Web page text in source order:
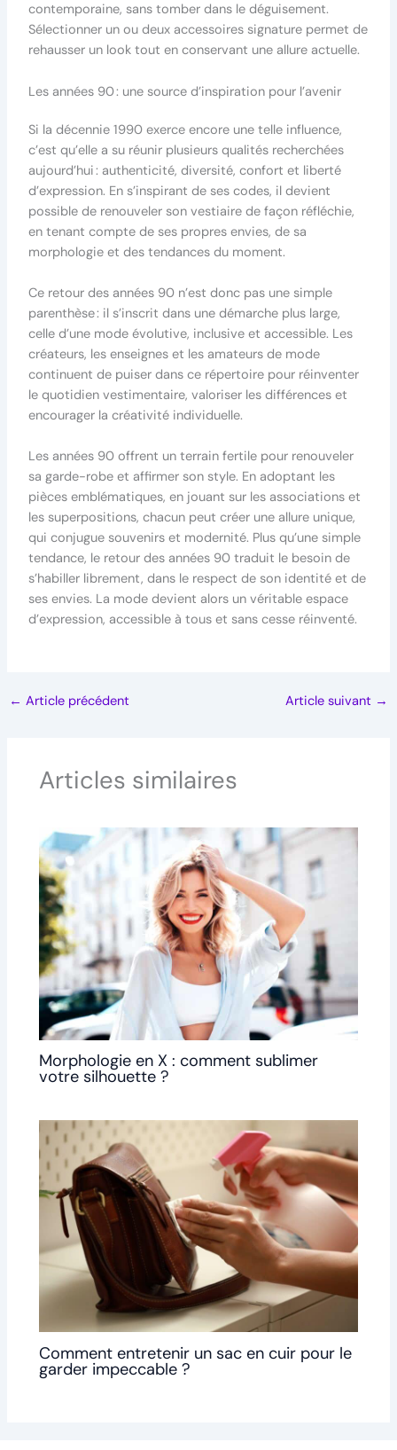
contemporaine, sans tomber dans le déguisement.
Sélectionner un ou deux accessoires signature permet de
rehausser un look tout en conservant une allure actuelle.
Les années 90 : une source d’inspiration pour l’avenir
Si la décennie 1990 exerce encore une telle influence,
c’est qu’elle a su réunir plusieurs qualités recherchées
aujourd’hui : authenticité, diversité, confort et liberté
d’expression. En s’inspirant de ses codes, il devient
possible de renouveler son vestiaire de façon réfléchie,
en tenant compte de ses propres envies, de sa
morphologie et des tendances du moment.
Ce retour des années 90 n’est donc pas une simple
parenthèse : il s’inscrit dans une démarche plus large,
celle d’une mode évolutive, inclusive et accessible. Les
créateurs, les enseignes et les amateurs de mode
continuent de puiser dans ce répertoire pour réinventer
le quotidien vestimentaire, valoriser les différences et
encourager la créativité individuelle.
Les années 90 offrent un terrain fertile pour renouveler
sa garde-robe et affirmer son style. En adoptant les
pièces emblématiques, en jouant sur les associations et
les superpositions, chacun peut créer une allure unique,
qui conjugue souvenirs et modernité. Plus qu’une simple
tendance, le retour des années 90 traduit le besoin de
s’habiller librement, dans le respect de son identité et de
ses envies. La mode devient alors un véritable espace
d’expression, accessible à tous et sans cesse réinventé.
← Article précédent Article suivant →
Articles similaires
Morphologie en X : comment sublimer
votre silhouette ?
Comment entretenir un sac en cuir pour le
garder impeccable ?